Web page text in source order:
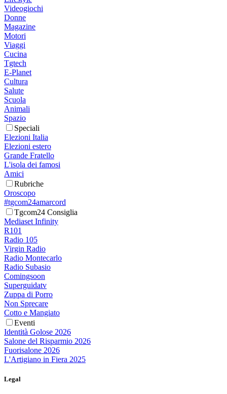
Videogiochi
Donne
Magazine
Motori
Viaggi
Cucina
Tgtech
E-Planet
Cultura
Salute
Scuola
Animali
Spazio
Speciali
Elezioni Italia
Elezioni estero
Grande Fratello
L'isola dei famosi
Amici
Rubriche
Oroscopo
#tgcom24amarcord
Tgcom24 Consiglia
Mediaset Infinity
R101
Radio 105
Virgin Radio
Radio Montecarlo
Radio Subasio
Comingsoon
Superguidatv
Zuppa di Porro
Non Sprecare
Cotto e Mangiato
Eventi
Identità Golose 2026
Salone del Risparmio 2026
Fuorisalone 2026
L'Artigiano in Fiera 2025
Legal